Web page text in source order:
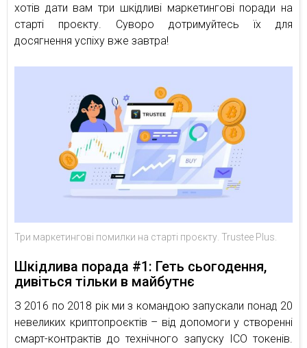
хотів дати вам три шкідливі маркетингові поради на
старті проєкту. Суворо дотримуйтесь їх для
досягнення успіху вже завтра!
Три маркетингові помилки на старті проєкту. Trustee Plus.
Шкідлива порада #1: Геть сьогодення,
дивіться тільки в майбутнє
З 2016 по 2018 рік ми з командою запускали понад 20
невеликих криптопроєктів – від допомоги у створенні
смарт-контрактів до технічного запуску ICO токенів.